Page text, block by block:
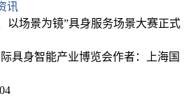
讯
以场景为镜”具身服务场景大赛正式
具身智能产业博览会作者：上海国